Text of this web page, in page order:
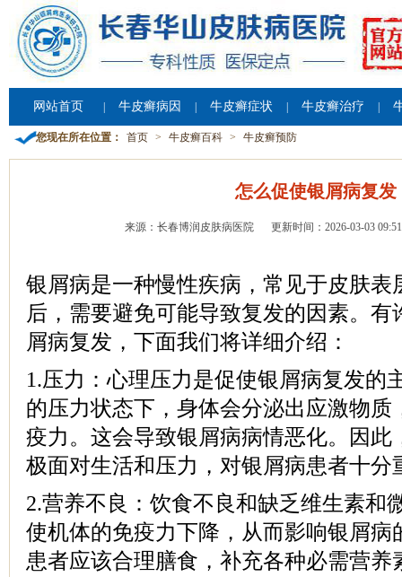
网站首页 牛皮癣病因 牛皮癣症状 牛皮癣治疗
您现在所在位置： 首页 > 牛皮癣百科 > 牛皮癣预防
怎么促使银屑病复发
来源：长春博润皮肤病医院 更新时间：2026-03-03
银屑病是一种慢性疾病，常见于皮肤表
后，需要避免可能导致复发的因素。有
屑病复发，下面我们将详细介绍：
1.压力：心理压力是促使银屑病复发的
的压力状态下，身体会分泌出应激物质
疫力。这会导致银屑病病情恶化。因此
极面对生活和压力，对银屑病患者十分
2.营养不良：饮食不良和缺乏维生素和
使机体的免疫力下降，从而影响银屑病
患者应该合理膳食，补充各种必需营养